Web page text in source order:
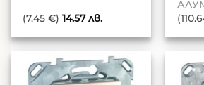
(7.45 €) 14.57лв.